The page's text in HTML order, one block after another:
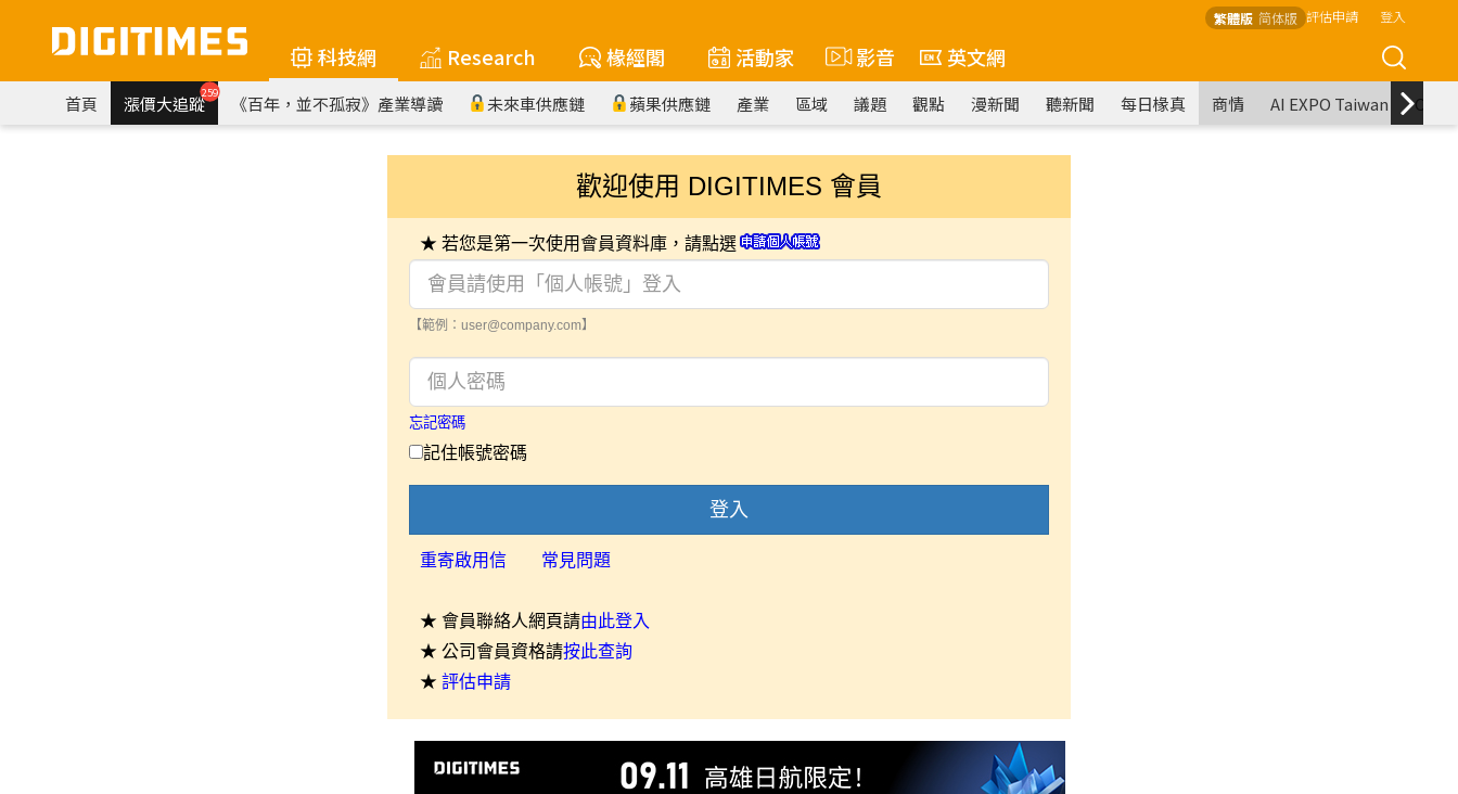
繁體版 简体版 評估申請 登入
科技網 Research 椽經閣 活動家 影音 英文網
首頁 漲價大追蹤259 《百年，並不孤寂》產業導讀 未來車供應鏈 蘋果供應鏈 產業 區域 議題 觀點 漫新聞 聽新聞 每日椽真 商情 AI EXPO Taiwan
歡迎使用 DIGITIMES 會員
★ 若您是第一次使用會員資料庫，請點選
【範例：user@company.com】
忘記密碼
記住帳號密碼
登入
重寄啟用信 常見問題
★ 會員聯絡人網頁請由此登入
★ 公司會員資格請按此查詢
★ 評估申請